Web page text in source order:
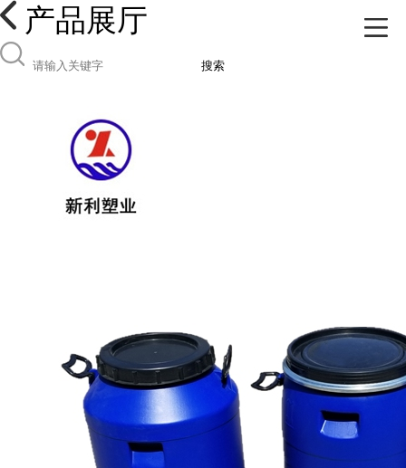
产品展厅
搜索